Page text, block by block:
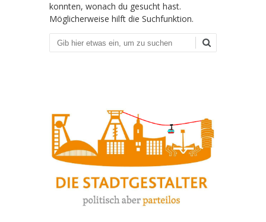
konnten, wonach du gesucht hast.
Möglicherweise hilft die Suchfunktion.
Suchen